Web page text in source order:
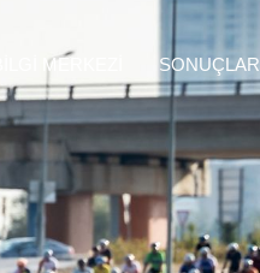
BİLGİ MERKEZİ SONUÇLAR